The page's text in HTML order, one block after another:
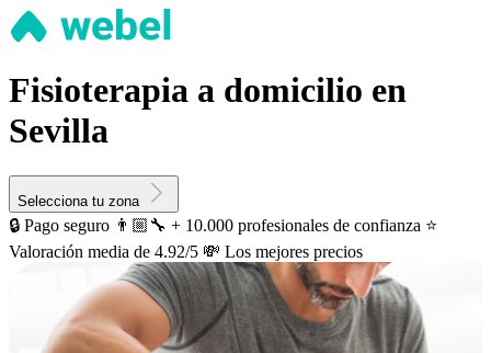
Fisioterapia a domicilio en
Sevilla
Selecciona tu zona
🔒 Pago seguro 👨🏼‍🔧 + 10.000 profesionales de confianza ⭐️
Valoración media de 4.92/5 💸 Los mejores precios